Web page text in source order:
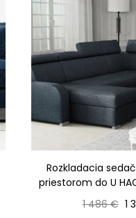
Rozkladacia
priestorom do U
Bežná
1 486 € 1